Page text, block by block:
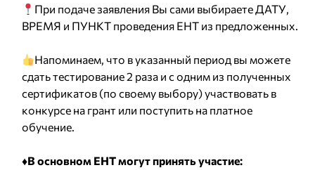
При подаче заявления Вы сами выбираете ДАТУ,
ВРЕМЯ и ПУНКТ проведения ЕНТ из предложенных.
Напоминаем, что в указанный период вы можете
сдать тестирование 2 раза и с одним из полученных
сертификатов (по своему выбору) участвовать в
конкурсе на грант или поступить на платное
обучение.
♦️В основном ЕНТ могут принять участие: